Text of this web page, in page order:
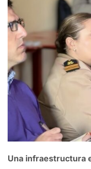
Una infraestructura